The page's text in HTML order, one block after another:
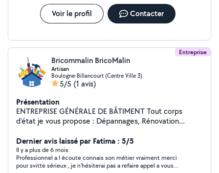
Voir le profil Contacter
Entreprise
Bricommalin BricoMalin
Artisan
Boulogne-Billancourt (Centre Ville 3)
5/5 (1 avis)
Présentation
ENTREPRISE GÉNÉRALE DE BÂTIMENT Tout corps
d'état je vous propose : Dépannages, Rénovation
habitat ou locaux professionnels. Une large palette de
services s'étendant du conseil à la gestion complète
d'opérations, de la conception à la réalisation, et aux
travaux "CLE EN MAINS" TOUS TRAVAUX DE
Dernier avis laissé par Fatima : 5/5
Il y a plus de 6 mois
Professionnel a l écoute connais son métier vraiment merci
pour svitte sérieux , je n'hésiterai pas a refaire appel a vous